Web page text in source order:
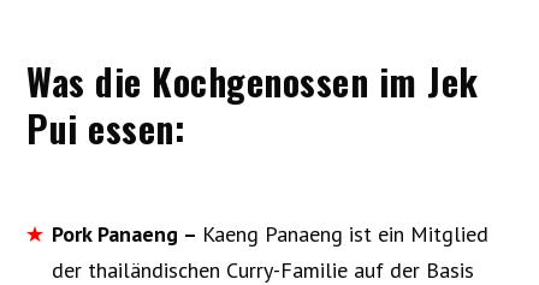
Was die Kochgenossen im Jek
Pui essen:
Pork Panaeng – Kaeng Panaeng ist ein Mitglied
der thailändischen Curry-Familie auf der Basis